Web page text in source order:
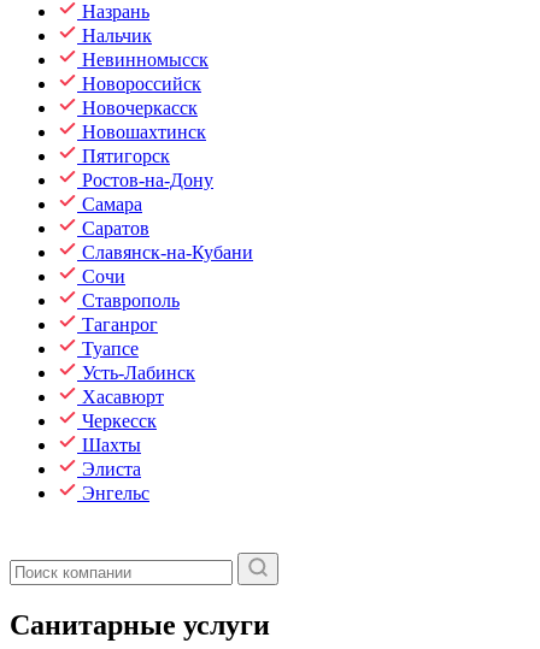
Назрань
Нальчик
Невинномысск
Новороссийск
Новочеркасск
Новошахтинск
Пятигорск
Ростов-на-Дону
Самара
Саратов
Славянск-на-Кубани
Сочи
Ставрополь
Таганрог
Туапсе
Усть-Лабинск
Хасавюрт
Черкесск
Шахты
Элиста
Энгельс
Санитарные услуги